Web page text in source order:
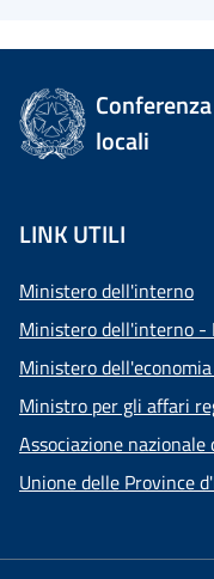
locali
LINK UTILI
Ministero dell'interno
Ministero dell'interno -
Ministero
Ministro per gli affari
Associazione
Unione delle Province